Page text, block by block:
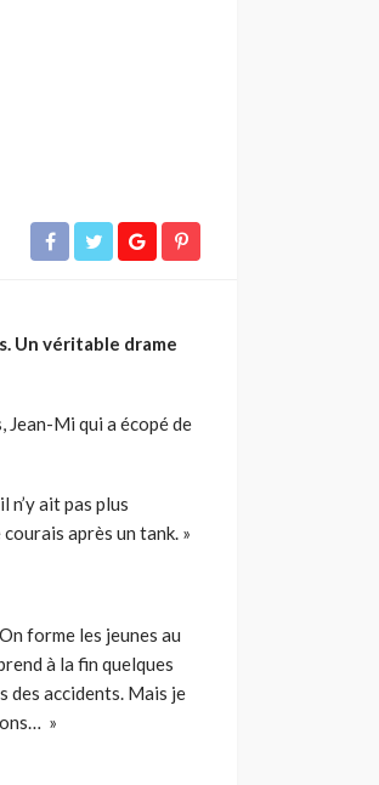
Un véritable drame
Jean-Mi qui a écopé de
n’y ait pas plus
après un tank. »
forme les jeunes au
à la fin quelques
des accidents. Mais je
»